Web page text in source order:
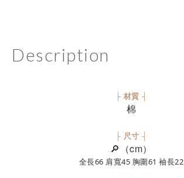
Description
├ 材質 ┤
棉
├ 尺寸 ┤
🔎（cm）
全長66 肩寬45 胸圍61 袖長22